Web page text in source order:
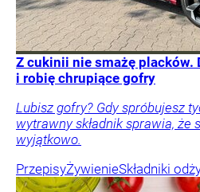
Z cukinii nie smażę placków.
i robię chrupiące gofry
Lubisz gofry? Gdy spróbujesz
wytrawny składnik sprawia, że
wyjątkowo.
PrzepisyŻywienieSkładniki